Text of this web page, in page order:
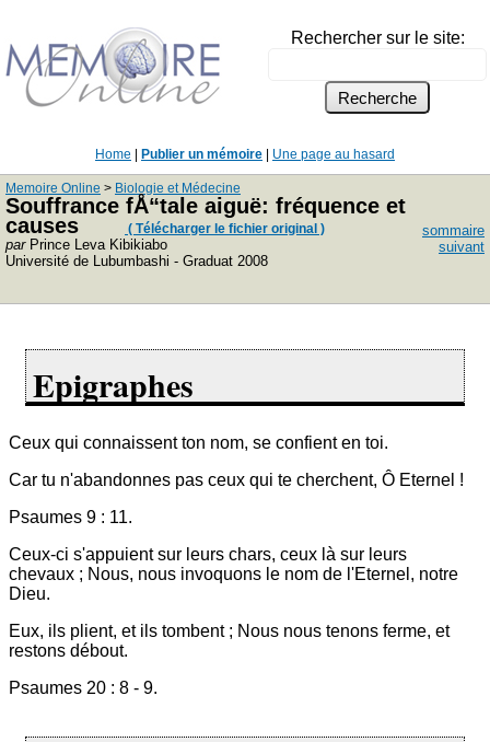
Rechercher sur le site:
Home Publier un mémoire Une page au hasard
Memoire Online > Biologie et Médecine
Souffrance fÅ“tale aiguë: fréquence et
causes
( Télécharger le fichier original )
parPrince Leva Kibikiabo
Université de Lubumbashi - Graduat 2008
sommaire
suivant
Epigraphes
Ceux qui connaissent ton nom, se confient en toi.
Car tu n'abandonnes pas ceux qui te cherchent, Ô Eternel !
Psaumes 9 : 11.
Ceux-ci s'appuient sur leurs chars, ceux là sur leurs
chevaux ; Nous, nous invoquons le nom de l'Eternel, notre
Dieu.
Eux, ils plient, et ils tombent ; Nous nous tenons ferme, et
restons débout.
Psaumes 20 : 8 - 9.